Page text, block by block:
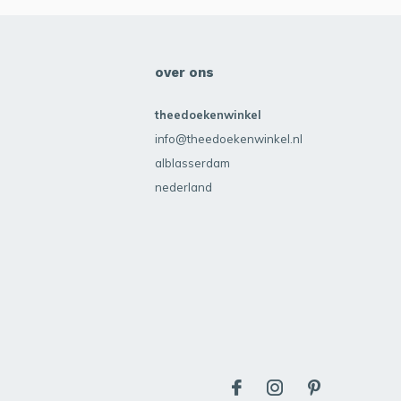
over ons
theedoekenwinkel
info@theedoekenwinkel.nl
alblasserdam
nederland